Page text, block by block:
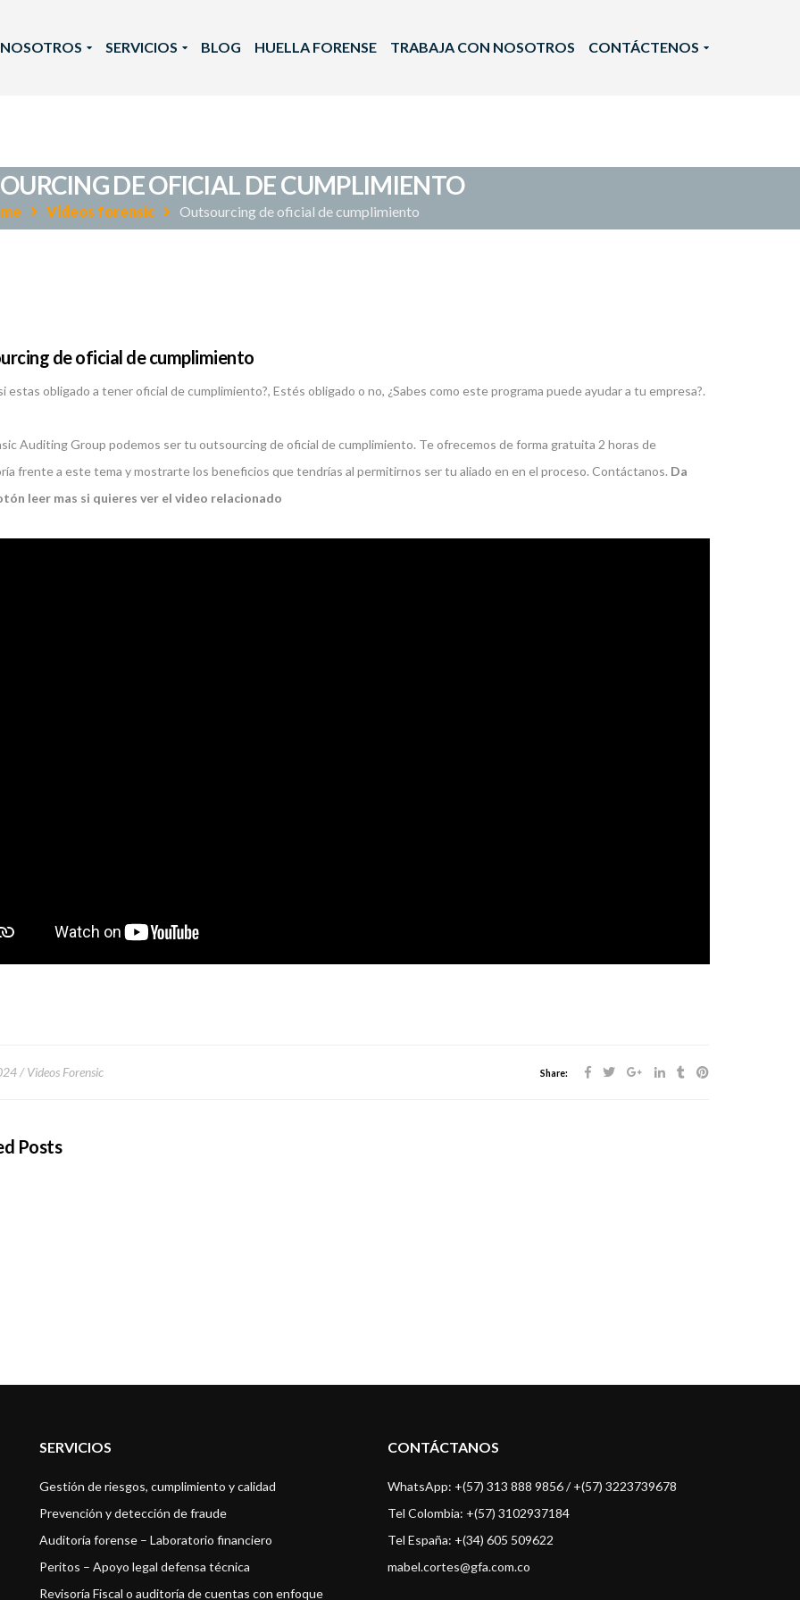
NOSOTROS SERVICIOS BLOG HUELLA FORENSE TRABAJA CON NOSOTROS CONTÁCTENOS
DE OFICIAL DE CUMPLIMIENTO
Videos forensic Outsourcing de oficial de cumplimiento
de oficial de cumplimiento
estas obligado a tener oficial de cumplimiento?, Estés obligado o no, ¿Sabes como este programa puede ayudar a tu empresa?.
Auditing Group podemos ser tu outsourcing de oficial de cumplimiento. Te ofrecemos de forma gratuita 2 horas de
frente a este tema y mostrarte los beneficios que tendrías al permitirnos ser tu aliado en en el proceso. Contáctanos. Da
leer mas si quieres ver el video relacionado
Videos Forensic Share:
Posts
SERVICIOS
Gestión de riesgos, cumplimiento y calidad
Prevención y detección de fraude
Auditoría forense – Laboratorio financiero
Peritos – Apoyo legal defensa técnica
Revisoría Fiscal o auditoría de cuentas con enfoque
CONTÁCTANOS
WhatsApp: +(57) 313 888 9856 / +(57) 3223739678
Tel Colombia: +(57) 3102937184
Tel España: +(34) 605 509622
mabel.cortes@gfa.com.co